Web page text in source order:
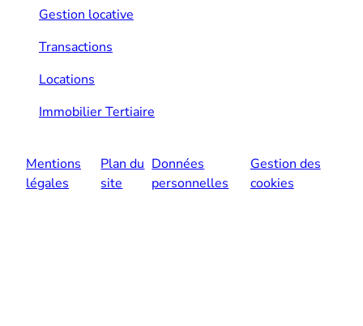
Gestion locative
Transactions
Locations
Immobilier Tertiaire
Mentions
légales
Plan du
site
Données
personnelles
Gestion des
cookies